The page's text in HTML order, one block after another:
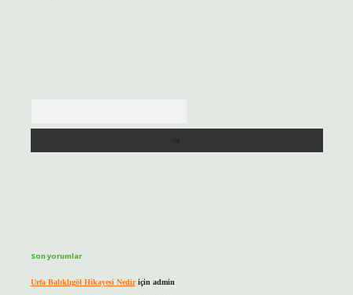
Son yorumlar
Urfa Balıklıgöl Hikayesi Nediriçin admin